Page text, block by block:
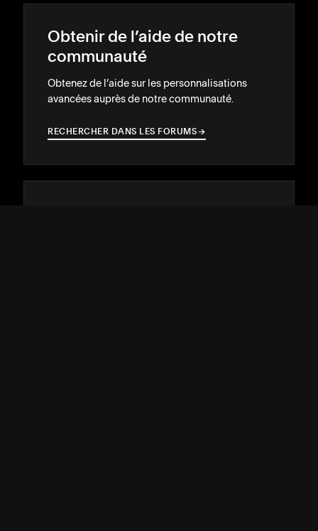
Obtenir de l’aide de notre
communauté
Obtenez de l’aide sur les personnalisations
avancées auprès de notre communauté.
RECHERCHER DANS LES FORUMS→
→